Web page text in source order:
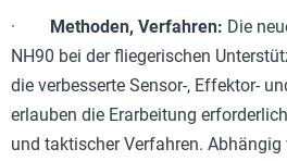
· Methoden, Verfahren: Die
NH90 bei der fliegerischen
die verbesserte Sensor-, Effektor-
erlauben die Erarbeitung
und taktischer Verfahren.